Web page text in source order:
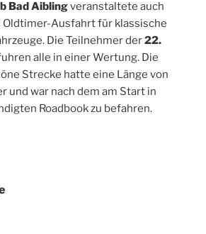
Bad Aiblingveranstaltete auch
Oldtimer-Ausfahrt für klassische
Die Teilnehmer der22.
alle in einer Wertung. Die
Strecke hatte eine Länge von
und war nach dem am Start in
Roadbook zu befahren.